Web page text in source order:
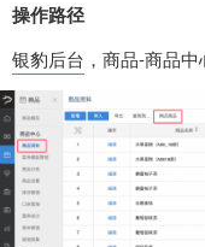
操作路径
银豹后台 ，商品-商品